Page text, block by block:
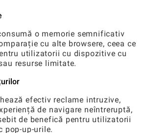
o memorie semnificativ
cu alte browsere, ceea ce
utilizatorii cu dispozitive cu
resurse limitate.
efectiv reclame intruzive,
de navigare neîntreruptă,
de benefică pentru utilizatorii
pop-up-urile.